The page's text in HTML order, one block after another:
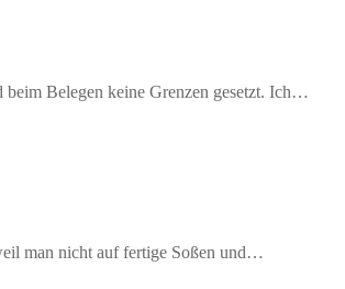
Belegen keine Grenzen gesetzt. Ich…
man nicht auf fertige Soßen und…